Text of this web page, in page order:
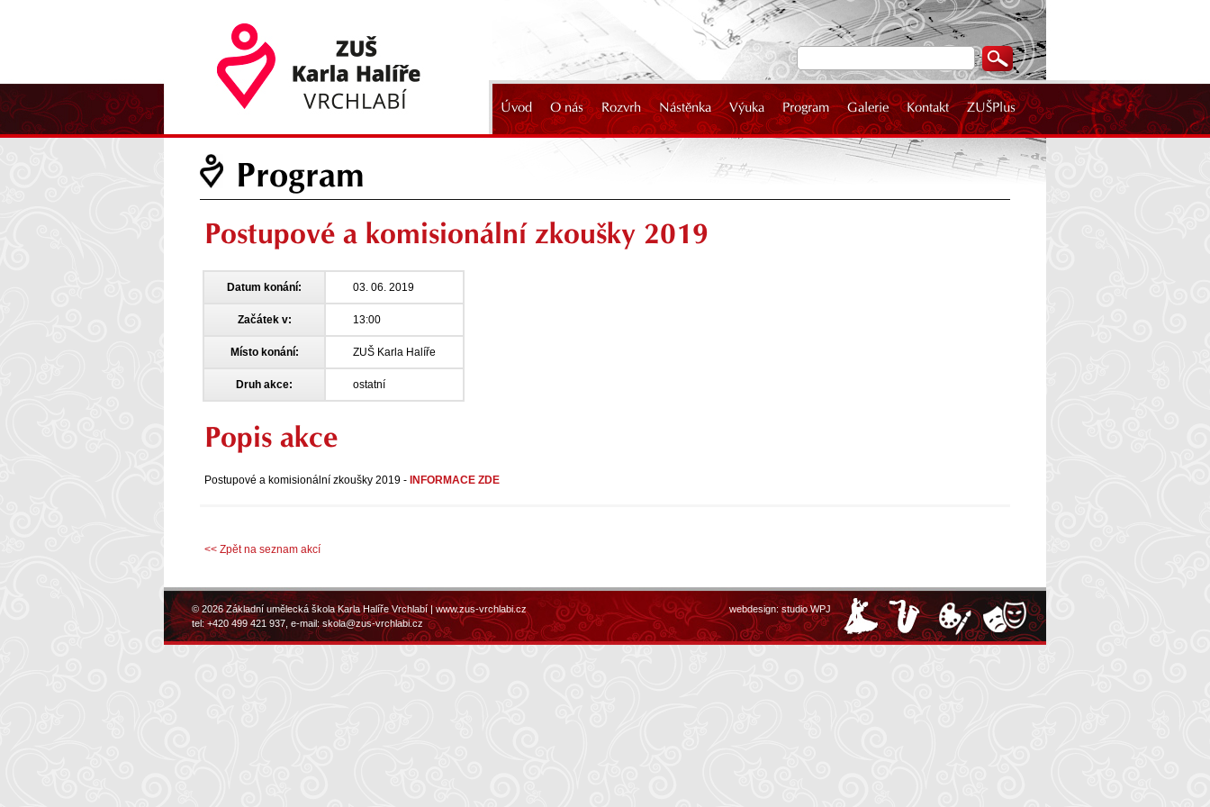
Úvod O nás Rozvrh Nástěnka Výuka Program Galerie Kontakt ZUŠPlus
Program
Postupové a komisionální zkoušky 2019
Datum konání: 03. 06. 2019
Začátek v: 13:00
Místo konání: ZUŠ Karla Halíře
Druh akce: ostatní
Popis akce
Postupové a komisionální zkoušky 2019 - INFORMACE ZDE
<< Zpět na seznam akcí
webdesign:studio WPJ
© 2026 Základní umělecká škola Karla Halíře Vrchlabí |www.zus-vrchlabi.cz
tel: +420 499 421 937, e-mail:skola@zus-vrchlabi.cz